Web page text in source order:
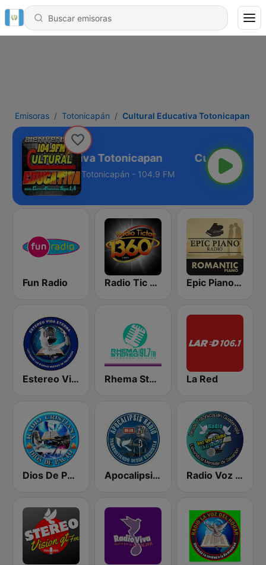
Emisoras Totonicapán Cultural Educativa Totonicapan
Educativa Totonicapan
Totonicapán - 104.9 FM
Fun Radio Radio Tic Tac Guatemala Epic Piano - ROMANTIC PIANO
Estereo Vida Eterna Rhema Stereo La Red
Dios De Pacto Apocalipsis Radio Radio Voz que Clama en el Desierto